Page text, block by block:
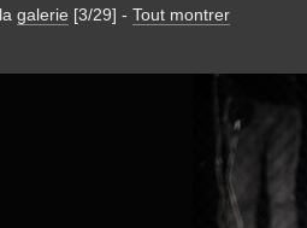
galerie [3/29] - Tout montrer